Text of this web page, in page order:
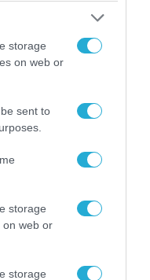
storage
on web or
sent to
storage
on web or
storage